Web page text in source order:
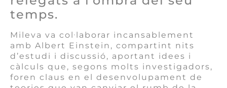
temps.
Mileva va col·laborar incansablement
amb Albert Einstein, compartint nits
d’estudi i discussió, aportant idees i
càlculs que, segons molts investigadors,
foren claus en el desenvolupament de